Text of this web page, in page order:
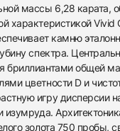
массы 6,28 карата,
характеристикой Vivid
камню
спектра.
бриллиантами общей
цветности D и
игру дисперсии
изумруда.
золота 750 пробы,